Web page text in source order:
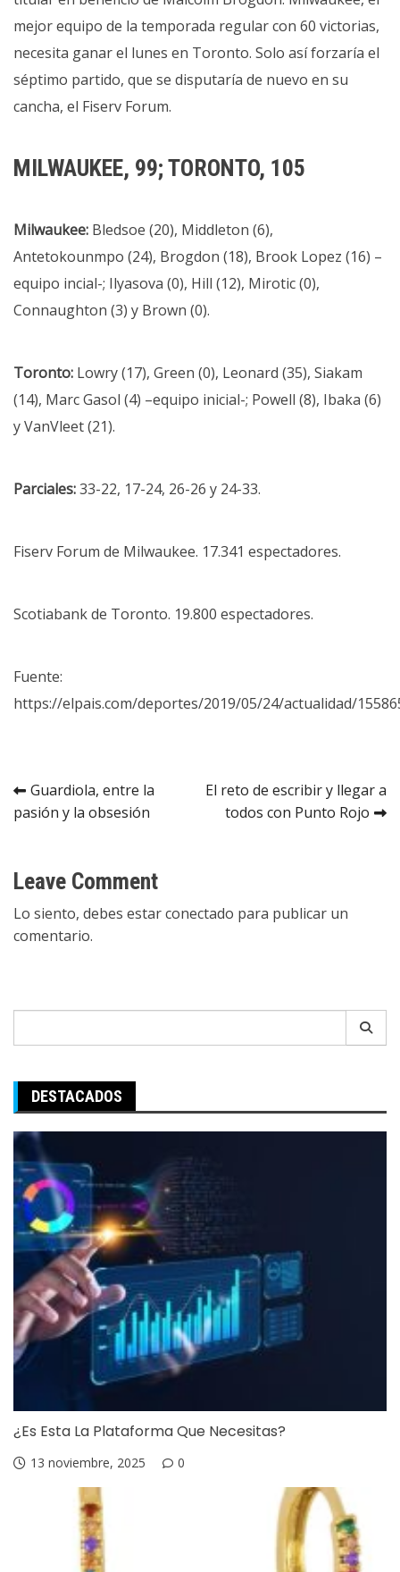
mejor equipo de la temporada regular con 60 victorias,
necesita ganar el lunes en Toronto. Solo así forzaría el
séptimo partido, que se disputaría de nuevo en su
cancha, el Fiserv Forum.
MILWAUKEE, 99; TORONTO, 105
Milwaukee: Bledsoe (20), Middleton (6),
Antetokounmpo (24), Brogdon (18), Brook Lopez (16) –
equipo incial-; Ilyasova (0), Hill (12), Mirotic (0),
Connaughton (3) y Brown (0).
Toronto: Lowry (17), Green (0), Leonard (35), Siakam
(14), Marc Gasol (4) –equipo inicial-; Powell (8), Ibaka (6)
y VanVleet (21).
Parciales:33-22, 17-24, 26-26 y 24-33.
Fiserv Forum de Milwaukee. 17.341 espectadores.
Scotiabank de Toronto. 19.800 espectadores.
Fuente:
https://elpais.com/deportes/2019/05/24/actualidad/
Navegación
de
entradas
Guardiola, entre la
pasión y la obsesión
El reto de escribir y llegar a
todos con Punto Rojo
Leave Comment
Lo siento, debes estarconectado para publicar un
comentario.
for:
DESTACADOS
¿Es Esta La Plataforma Que Necesitas?
13 noviembre, 2025 0